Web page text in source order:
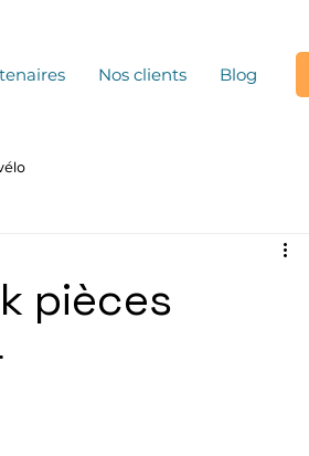
Nos clients Blog
pièces